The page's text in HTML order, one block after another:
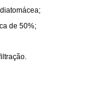
de 50%;